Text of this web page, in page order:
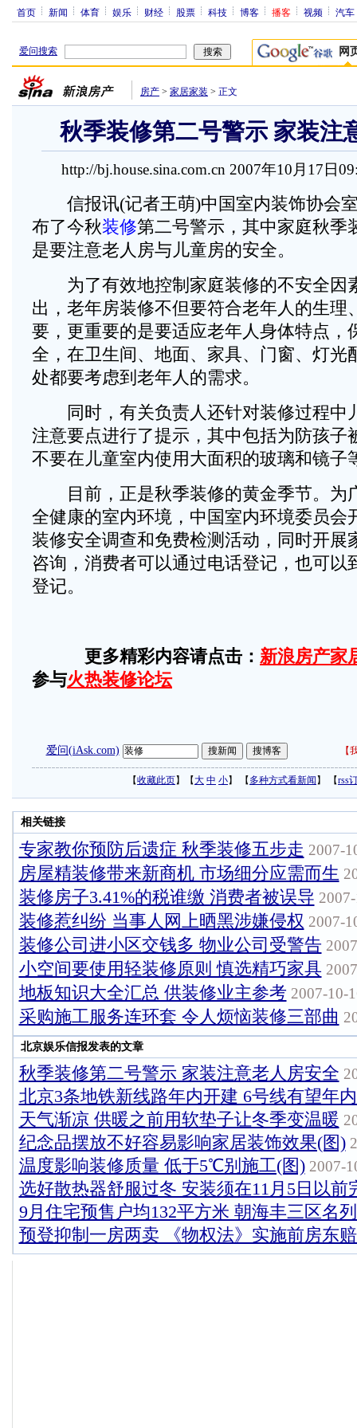
首页 新闻 体育 娱乐 财经 股票 科技 博客 播客 视频 汽车
爱问搜索 网
房产 > 家居家装 > 正文
秋季装修第二号警示 家装注
http://bj.house.sina.com.cn 2007年10月17日
信报讯(记者王萌)中国室内装饰协会
布了今秋装修第二号警示，其中家庭秋季
是要注意老人房与儿童房的安全。
为了有效地控制家庭装修的不安全因
出，老年房装修不但要符合老年人的生理
要，更重要的是要适应老年人身体特点，
全，在卫生间、地面、家具、门窗、灯光
处都要考虑到老年人的需求。
同时，有关负责人还针对装修过程中
注意要点进行了提示，其中包括为防孩子
不要在儿童室内使用大面积的玻璃和镜子
目前，正是秋季装修的黄金季节。为
全健康的室内环境，中国室内环境委员会
装修安全调查和免费检测活动，同时开展
咨询，消费者可以通过电话登记，也可以
登记。
更多精彩内容请点击： 新浪房产家
参与火热装修论坛
爱问(iAsk.com) 【
【收藏此页】【大 中 小】 【 多种方式看新闻 】 【rss
相关链接
专家教你预防后遗症 秋季装修五步走 2007-
房屋精装修带来新商机 市场细分应需而生
装修房子3.41%的税谁缴 消费者被误导
装修惹纠纷 当事人网上晒黑涉嫌侵权 2007-
装修公司进小区交钱多 物业公司受警告
小空间要使用轻装修原则 慎选精巧家具
地板知识大全汇总 供装修业主参考 2007-10-
采购施工服务连环套 令人烦恼装修三部曲
北京娱乐信报发表的文章
秋季装修第二号警示 家装注意老人房安全
北京3条地铁新线路年内开建 6号线有望年
天气渐凉 供暖之前用软垫子让冬季变温暖
纪念品摆放不好容易影响家居装饰效果(图)
温度影响装修质量 低于5℃别施工(图)2007-
选好散热器舒服过冬 安装须在11月5日以前
9月住宅预售户均132平方米 朝海丰三区名
预登抑制一房两卖 《物权法》实施前房东